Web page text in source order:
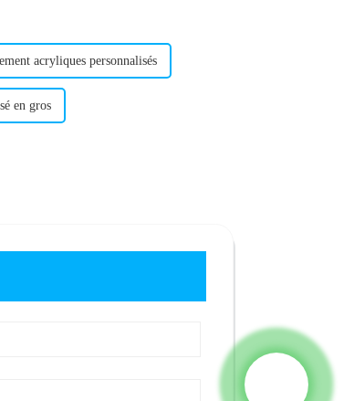
acryliques personnalisés
en gros